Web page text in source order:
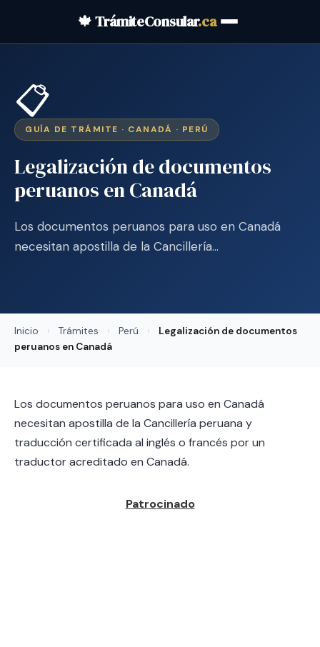
🍁 TrámiteConsular.ca
📋
GUÍA DE TRÁMITE · CANADÁ · PERÚ
Legalización de documentos
peruanos en Canadá
Los documentos peruanos para uso en Canadá
necesitan apostilla de la Cancillería…
Inicio › Trámites › Perú ›
Legalización de documentos
peruanos en Canadá
Los documentos peruanos para uso en Canadá
necesitan apostilla de la Cancillería peruana y
traducción certificada al inglés o francés por un
traductor acreditado en Canadá.